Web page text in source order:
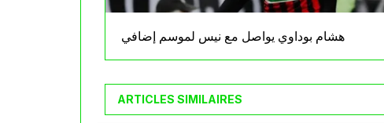
هشام بوداوي يواصل مع نيس لموسم إضافي
ARTICLES SIMILAIRES